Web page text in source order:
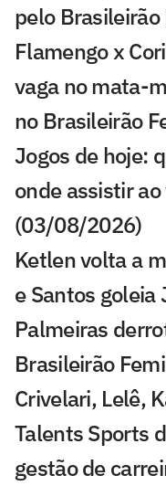
pelo
Flamengo x
vaga no mata-
no Brasileirão
Jogos de hoje:
onde assistir
(03/08/2026)
Ketlen volta a
e Santos
Palmeiras
Brasileirão
Crivelari, Lelê,
Talents Sports
gestão de